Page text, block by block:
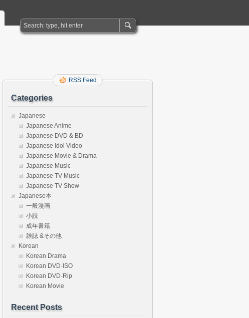
RSS Feed
Categories
Japanese
Japanese Anime
Japanese DVD & BD
Japanese Idol Video
Japanese Movie & Drama
Japanese Music
Japanese TV Music
Japanese TV Show
Japanese本
一般漫画
小説
成年書籍
雑誌 &その他
Korean
Korean Drama
Korean DVD-ISO
Korean DVD-Rip
Korean Movie
Recent Posts